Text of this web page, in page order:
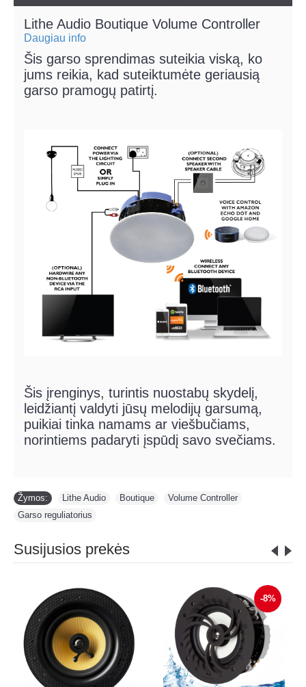
Lithe Audio Boutique Volume Controller
Daugiau info
Šis garso sprendimas suteikia viską, ko
jums reikia, kad suteiktumėte geriausią
garso pramogų patirtį.
Šis įrenginys, turintis nuostabų skydelį,
leidžiantį valdyti jūsų melodijų garsumą,
puikiai tinka namams ar viešbučiams,
norintiems padaryti įspūdį savo svečiams.
Žymos: Lithe Audio Boutique Volume Controller
Garso reguliatorius
Susijusios prekės
-8%